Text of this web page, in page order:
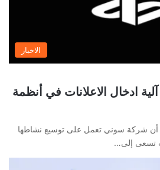
الاخبار
ادخال الاعلانات في أنظمة
شركة سوني تعمل على توسيع نشاطها
تسعى إلى…